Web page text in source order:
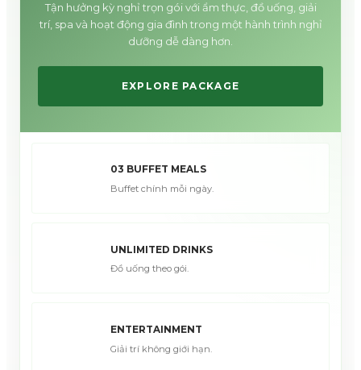
Tận hưởng kỳ nghỉ trọn gói với ẩm thực, đồ uống, giải
trí, spa và hoạt động gia đình trong một hành trình nghỉ
dưỡng dễ dàng hơn.
EXPLORE PACKAGE
03 BUFFET MEALS
Buffet chính mỗi ngày.
UNLIMITED DRINKS
Đồ uống theo gói.
ENTERTAINMENT
Giải trí không giới hạn.